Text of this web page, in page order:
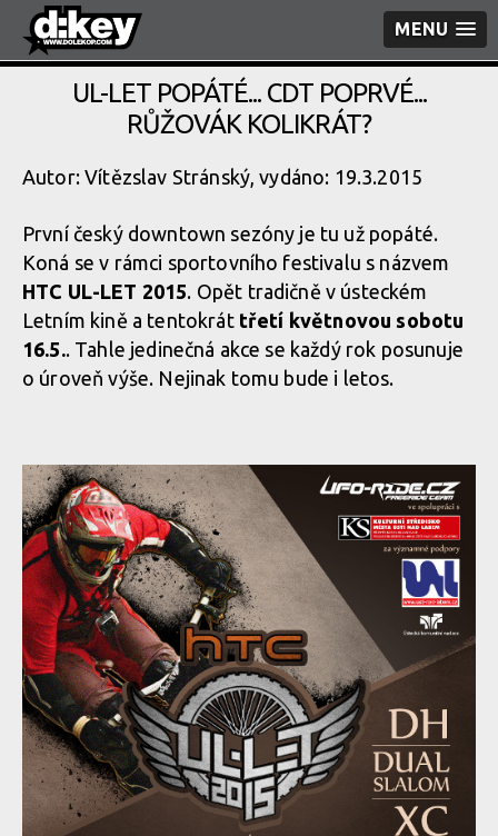
MENU
UL-LET POPÁTÉ... CDT POPRVÉ...
RŮŽOVÁK KOLIKRÁT?
Autor: Vítězslav Stránský, vydáno: 19.3.2015
První český downtown sezóny je tu už popáté.
Koná se v rámci sportovního festivalu s názvem
HTC UL-LET 2015. Opět tradičně v ústeckém
Letním kině a tentokrát třetí květnovou sobotu
16.5.. Tahle jedinečná akce se každý rok posunuje
o úroveň výše. Nejinak tomu bude i letos.